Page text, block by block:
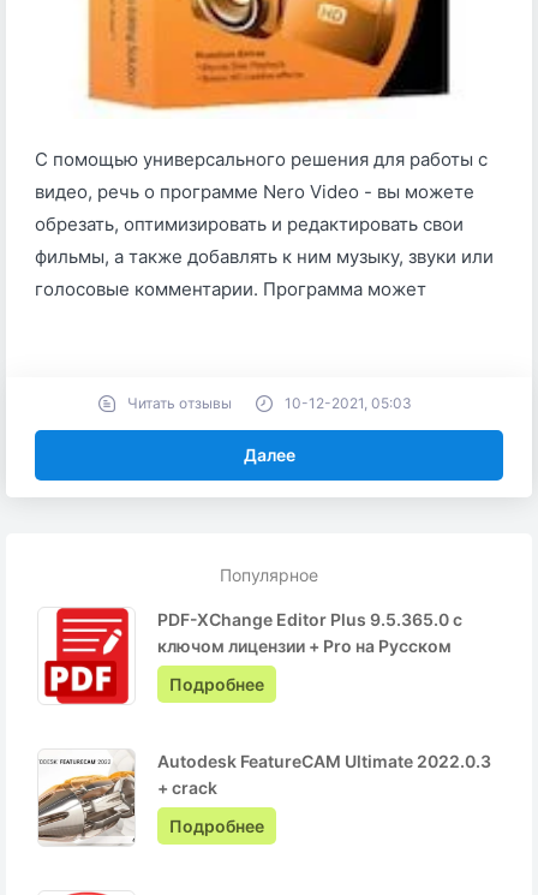
Популярное
PDF-XChange Editor Plus 9.5.365.0 с
ключом лицензии + Pro на Русском
Подробнее
Autodesk FeatureCAM Ultimate 2022.0.3
+ crack
Подробнее
С помощью универсального решения для работы с
видео, речь о программе Nero Video - вы можете
обрезать, оптимизировать и редактировать свои
фильмы, а также добавлять к ним музыку, звуки или
голосовые комментарии. Программа может
Далее
Читать отзывы 10-12-2021, 05:03